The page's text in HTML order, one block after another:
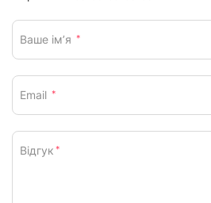
Ваше ім’я *
Email *
Відгук *